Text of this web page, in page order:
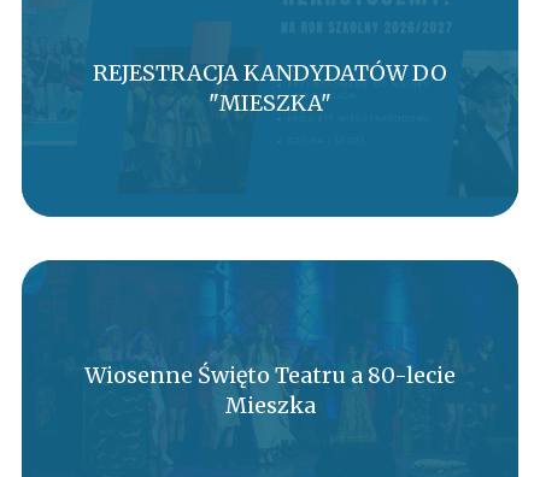
REJESTRACJA KANDYDATÓW DO
"MIESZKA"
Wiosenne Święto Teatru a 80-lecie
Mieszka